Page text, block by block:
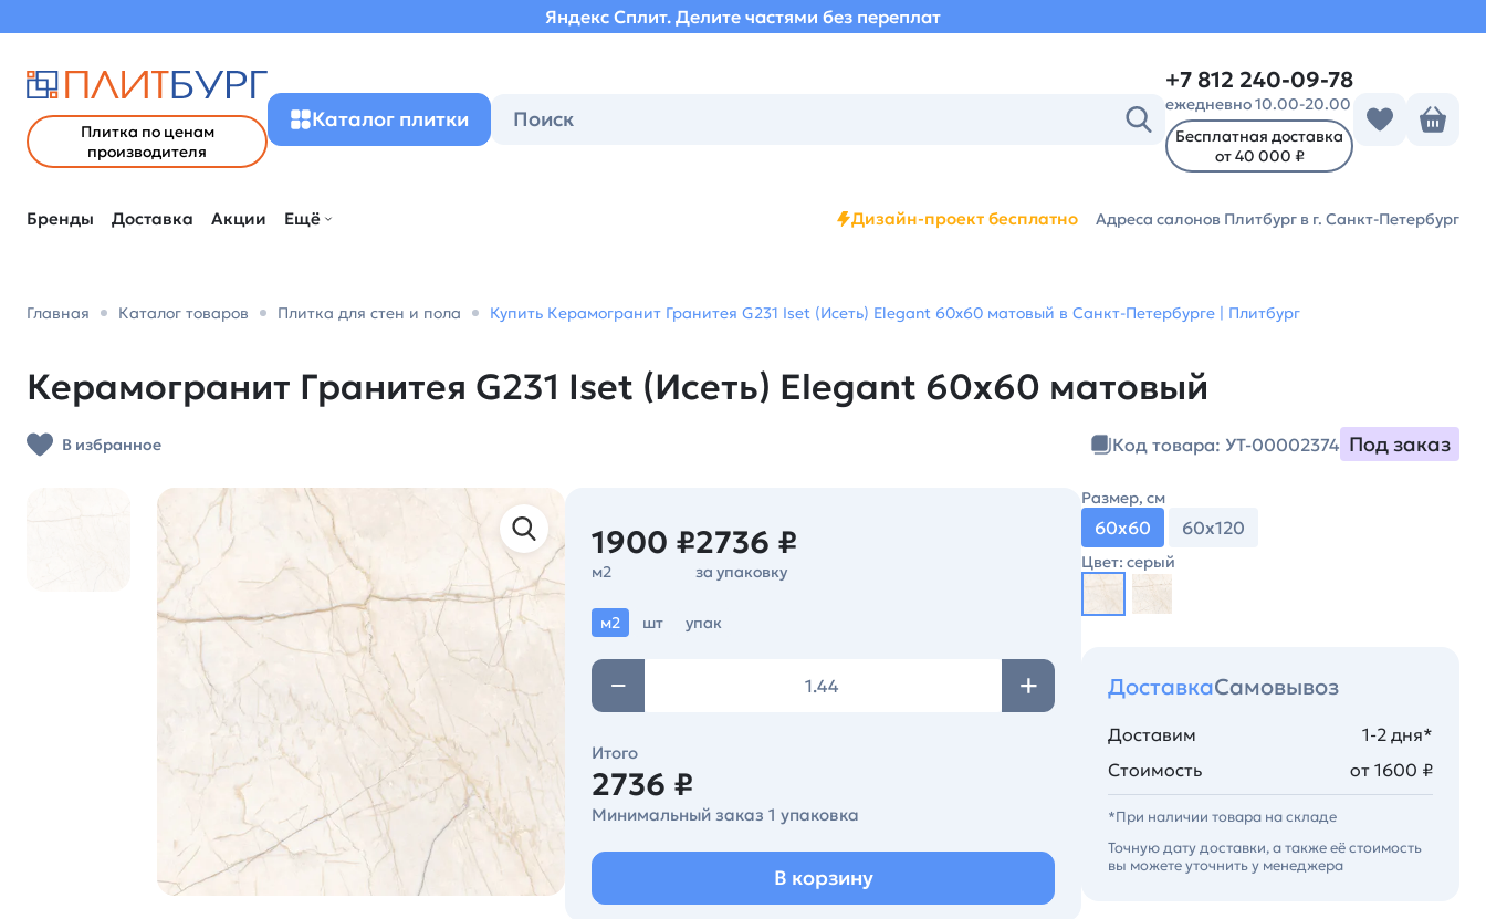
Яндекс Сплит. Делите частями без переплат
Плитка по ценам
производителя
Каталог плитки
+7 812 240-09-78
ежедневно 10.00-20.00
Бесплатная доставка
от 40 000 ₽
Бренды Доставка Акции Ещё Дизайн-проект бесплатно Адреса салонов Плитбург в г. Санкт-Петербург
Главная Каталог товаров Плитка для стен и пола Купить Керамогранит Гранитея G231 Iset (Исеть) Elegant 60х60 матовый в Санкт-Петербурге | Плитбург
Керамогранит Гранитея G231 Iset (Исеть) Elegant 60х60 матовый
В избранное Код товара: УТ-00002374 Под заказ
1900 ₽
м2
2736 ₽
за упаковку
м2 шт упак
Итого
2736 ₽
Минимальный заказ 1 упаковка
В корзину
Размер, см
60х60 60х120
Цвет: серый
ДоставкаСамовывоз
Доставим
1-2 дня*
Стоимость
от 1600 ₽
*При наличии товара на складе
Точную дату доставки, а также её стоимость
вы можете уточнить у менеджера